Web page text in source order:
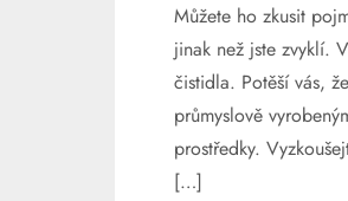
Můžete ho zkusit
jinak než jste zvyklí.
čistidla. Potěší vás,
průmyslově
prostředky.
[…]